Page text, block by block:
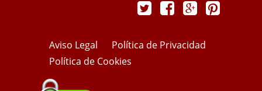
Aviso Legal
Política de Privacidad
Política de Cookies